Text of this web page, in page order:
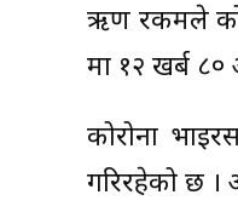
ऋण रकमले
मा १२ खर्ब
कोरोना
गरिरहेको छ ।